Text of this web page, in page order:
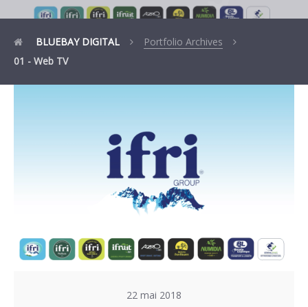
BLUEBAY DIGITAL
Portfolio Archives
01 - Web TV
22 mai 2018